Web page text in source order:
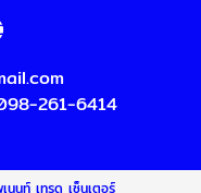
261-6414
นนท์ เทรด เซ็นเตอร์